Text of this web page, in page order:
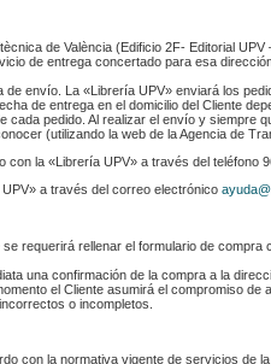
de València (Edificio 2F- Editorial
de entrega concertado para esa
envío. La «Librería UPV» enviará los
de entrega en el domicilio del Cliente
pedido. Al realizar el envío y siempre
(utilizando la web de la Agencia de
la «Librería UPV» a través del teléfono
a través del correo electrónico
requerirá rellenar el formulario de compra
una confirmación de la compra a la
el Cliente asumirá el compromiso
o incompletos.
con la normativa vigente de servicios de